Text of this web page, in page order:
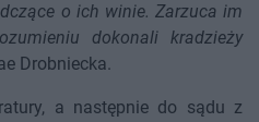
o ich winie. Zarzuca im
dokonali kradzieży
Drobniecka.
a następnie do sądu z